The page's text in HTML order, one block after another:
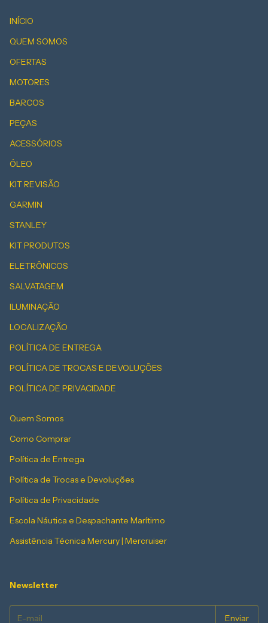
INÍCIO
QUEM SOMOS
OFERTAS
MOTORES
BARCOS
PEÇAS
ACESSÓRIOS
ÓLEO
KIT REVISÃO
GARMIN
STANLEY
KIT PRODUTOS
ELETRÔNICOS
SALVATAGEM
ILUMINAÇÃO
LOCALIZAÇÃO
POLÍTICA DE ENTREGA
POLÍTICA DE TROCAS E DEVOLUÇÕES
POLÍTICA DE PRIVACIDADE
Quem Somos
Como Comprar
Política de Entrega
Política de Trocas e Devoluções
Política de Privacidade
Escola Náutica e Despachante Marítimo
Assistência Técnica Mercury | Mercruiser
Newsletter